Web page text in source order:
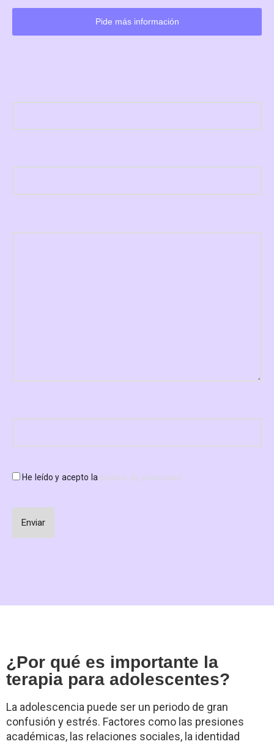
Pide más información
He leído y acepto la política de privacidad
¿Por qué es importante la
terapia para adolescentes?
La adolescencia puede ser un periodo de gran
confusión y estrés. Factores como las presiones
académicas, las relaciones sociales, la identidad